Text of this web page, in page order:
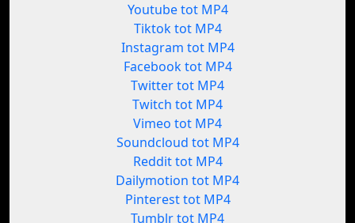
Youtube tot MP4
Tiktok tot MP4
Instagram tot MP4
Facebook tot MP4
Twitter tot MP4
Twitch tot MP4
Vimeo tot MP4
Soundcloud tot MP4
Reddit tot MP4
Dailymotion tot MP4
Pinterest tot MP4
Tumblr tot MP4